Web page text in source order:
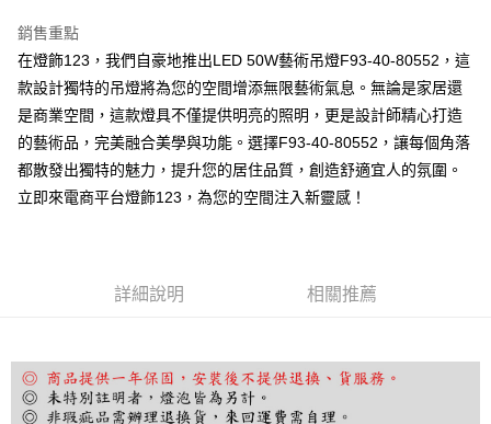
悠遊付
Google Pay
全盈+PAY
AFTEE先享後付
相關說明
【關於「AFTEE先享後付」】
３．安心：先確認商品／服務後，再付款。
結帳頁面，進行簡訊認證並確認金額後，即可完成結帳。
２．訂單成立數日內，您將收到繳費通知簡訊。
３．收到繳費通知簡訊後14天內，點擊此簡訊中的連結，可透過四大超商／
銷售重點
在燈飾123，我們自豪地推出LED 50W藝術吊燈F93-40-80552，這
款設計獨特的吊燈將為您的空間增添無限藝術氣息。無論是家居還
是商業空間，這款燈具不僅提供明亮的照明，更是設計師精心打造
的藝術品，完美融合美學與功能。選擇F93-40-80552，讓每個角落
都散發出獨特的魅力，提升您的居住品質，創造舒適宜人的氛圍。
立即來電商平台燈飾123，為您的空間注入新靈感！
詳細說明 相關推薦